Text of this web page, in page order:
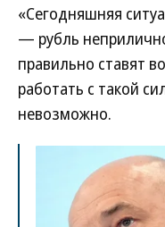
«Сегодняшняя
— рубль
правильно ставят
работать с такой
невозможно.